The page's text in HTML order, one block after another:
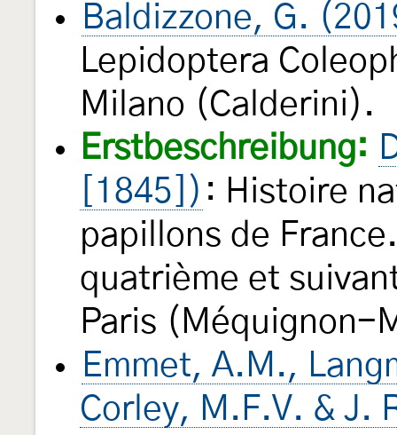
Baldizzone, G.
Lepidoptera
Milano (Calderini).
Erstbeschreibung:
[1845]) : Histoire
papillons de
quatrième et
Paris (Méquignon-
Emmet, A.M.,
Corley, M.F.V. & J.